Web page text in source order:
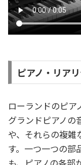
ピアノ・リア
ローランドのピア
グランドピアノの
や、それらの複雑
す。一つ一つの部